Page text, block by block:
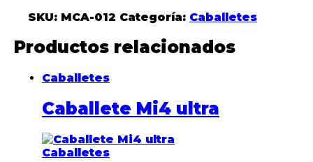
SKU: MCA-012 Categoría: Caballetes
Productos relacionados
Caballetes
Caballete Mi4 ultra
Caballetes